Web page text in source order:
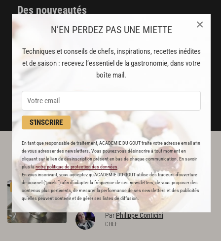
N’EN PERDEZ PAS UNE MIETTE
Techniques et conseils de chefs, inspirations, recettes inédites
et de saison : recevez l’essentiel de la gastronomie, dans votre
boîte mail.
S'INSCRIRE
En tant que responsable de traitement, ACADEMIE DU GOUT traite votre adresse email afin
de vous adresser des newsletters. Vous pouvez vous désinscrire à tout moment en
cliquant sur le lien de désinscription présent en bas de chaque communication. En savoir
plus lanotre politique de protection des données
En vous inscrivant, vous acceptez qu'ACADEMIE DU GOUT utilise des traceurs d’ouverture
de courriel (“pixels”) afin d’adapter la fréquence de ses newsletters, de vous proposer des
contenus plus pertinents, de mesurer la performance de ses newsletters et des publicités
qu’elles peuvent contenir et de gérer ses listes de diffusion.
×
Des nouveautés
disponibles chaque semaine
Stop pub
un service garanti sans publicité
JE M'ABONNE
DÉJÀ ABONNÉ(E) ? JE ME CONNECTE
L'ACADÉMIE DU GOÛT VOUS
RECOMMANDE
PREMIUM Sirop à 30°
170
ParPhilippe Conticini
CHEF